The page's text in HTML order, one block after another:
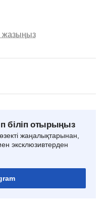
жазыңыз
біліп отырыңыз
жаңалықтарынан,
эксклюзивтерден